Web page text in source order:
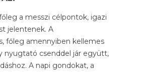
a messzi célpontok, igazi
jelentenek. A
főleg amennyiben kellemes
nyugtató csenddel jár együtt,
A napi gondokat, a